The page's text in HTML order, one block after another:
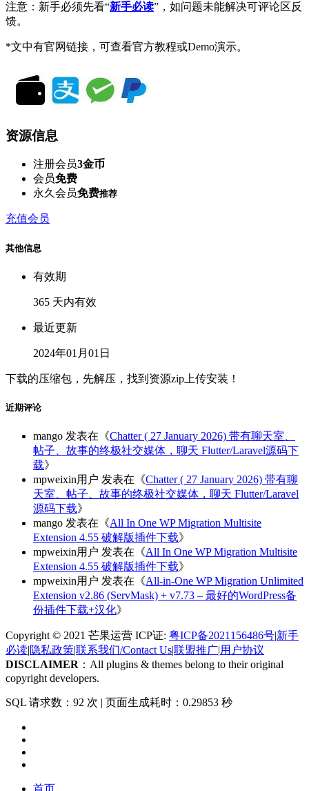
注意：新手必须先看“新手必读”，如问题未能解决可评论区反
馈。
*文中有官网链接，可查看官方教程或Demo演示。
资源信息
注册会员3金币
会员免费
永久会员免费推荐
充值会员
其他信息
有效期
365 天内有效
最近更新
2024年01月01日
下载的压缩包，先解压，找到资源zip上传安装！
近期评论
mango 发表在《Chatter ( 27 January 2026) 带有聊天室、
帖子、故事的终极社交媒体，聊天 Flutter/Laravel源码下
载》
mpweixin用户 发表在《Chatter ( 27 January 2026) 带有聊
天室、帖子、故事的终极社交媒体，聊天 Flutter/Laravel
源码下载》
mango 发表在《All In One WP Migration Multisite
Extension 4.55 破解版插件下载》
mpweixin用户 发表在《All In One WP Migration Multisite
Extension 4.55 破解版插件下载》
mpweixin用户 发表在《All-in-One WP Migration Unlimited
Extension v2.86 (ServMask) + v7.73 – 最好的WordPress备
份插件下载+汉化》
Copyright © 2021 芒果运营 ICP证: 粤ICP备2021156486号|新手
必读|隐私政策|联系我们/Contact Us|联盟推广|用户协议
DISCLAIMER ：All plugins & themes belong to their original
copyright developers.
SQL 请求数：92 次 | 页面生成耗时：0.29853 秒